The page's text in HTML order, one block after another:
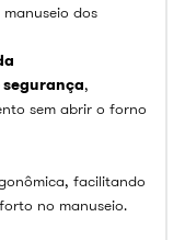
dos
,
sem abrir o forno
facilitando
no manuseio.